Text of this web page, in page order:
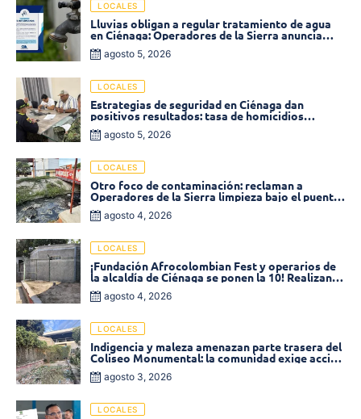
LOCALES
Lluvias obligan a regular tratamiento de agua
en Ciénaga: Operadores de la Sierra anuncia
baja presión en varios sectores
agosto 5, 2026
LOCALES
Estrategias de seguridad en Ciénaga dan
positivos resultados: tasa de homicidios
disminuyó un 58% en 2026
agosto 5, 2026
LOCALES
Otro foco de contaminación: reclaman a
Operadores de la Sierra limpieza bajo el puente
de la calle 19 con carrera 11
agosto 4, 2026
LOCALES
¡Fundación Afrocolombian Fest y operarios de
la alcaldía de Ciénaga se ponen la 10! Realizan
limpieza de la parte posterior del Coliseo
Monumental
agosto 4, 2026
LOCALES
Indigencia y maleza amenazan parte trasera del
Coliseo Monumental: la comunidad exige acción
inmediata!
agosto 3, 2026
LOCALES